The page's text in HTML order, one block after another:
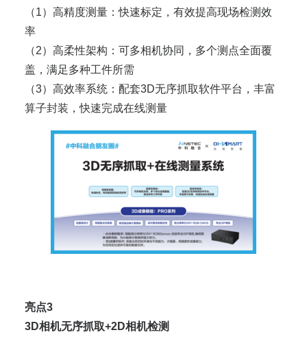
（1）高精度测量：快速标定，有效提高现场检测效
率
（2）高柔性架构：可多相机协同，多个测点全面覆
盖，满足多种工件所需
（3）高效率系统：配套3D无序抓取软件平台，丰富
算子封装，快速完成在线测量
亮点3
3D相机无序抓取+2D相机检测